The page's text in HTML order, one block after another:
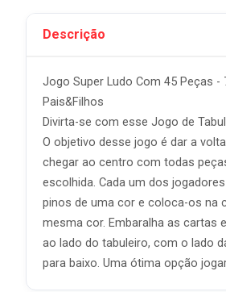
Descrição
Jogo Super Ludo Com 45 Peças -
Pais&Filhos
Divirta-se com esse Jogo de
O objetivo desse jogo é dar a
chegar ao centro com todas
escolhida. Cada um dos
pinos de uma cor e coloca-os na
mesma cor. Embaralha as cartas
ao lado do tabuleiro, com o lado
para baixo. Uma ótima opção